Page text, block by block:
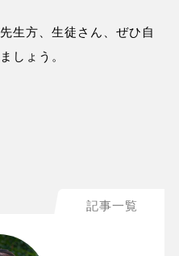
生方、生徒さん、ぜひ自
しょう。
記事一覧